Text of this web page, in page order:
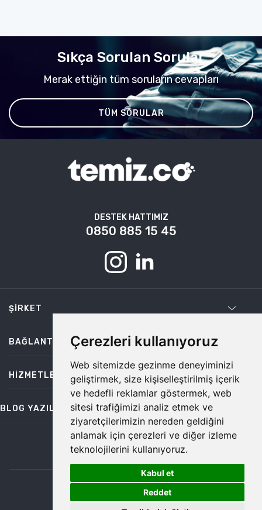
Çerezleri kullanıyoruz
Web sitemizde gezinme deneyiminizi
geliştirmek, size kişiselleştirilmiş içerik
ve hedefli reklamlar göstermek, web
sitesi trafiğimizi analiz etmek ve
ziyaretçilerimizin nereden geldiğini
anlamak için çerezleri ve diğer izleme
teknolojilerini kullanıyoruz.
Kabul et
Reddet
Sıkça Sorulan Sorular
Merak ettiğin tüm soruların cevapları
TÜM SORULAR
DESTEK HATTIMIZ
0850 885 15 45
ŞIRKET
BAĞLANTILAR
HIZMETLER
BLOG YAZILARI
bilgi@temiz.co
©2026 Temiz, Her Hakkı Saklıdır.